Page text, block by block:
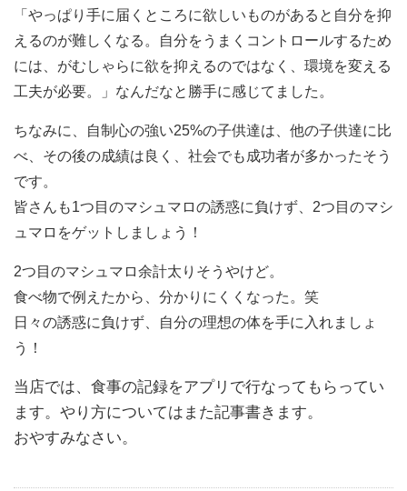
「やっぱり手に届くところに欲しいものがあると自分を抑
えるのが難しくなる。自分をうまくコントロールするため
には、がむしゃらに欲を抑えるのではなく、環境を変える
工夫が必要。」なんだなと勝手に感じてました。
ちなみに、自制心の強い25%の子供達は、他の子供達に比
べ、その後の成績は良く、社会でも成功者が多かったそう
です。
皆さんも1つ目のマシュマロの誘惑に負けず、2つ目のマシ
ュマロをゲットしましょう！
2つ目のマシュマロ余計太りそうやけど。
食べ物で例えたから、分かりにくくなった。笑
日々の誘惑に負けず、自分の理想の体を手に入れましょ
う！
当店では、食事の記録をアプリで行なってもらってい
ます。やり方についてはまた記事書きます。
おやすみなさい。